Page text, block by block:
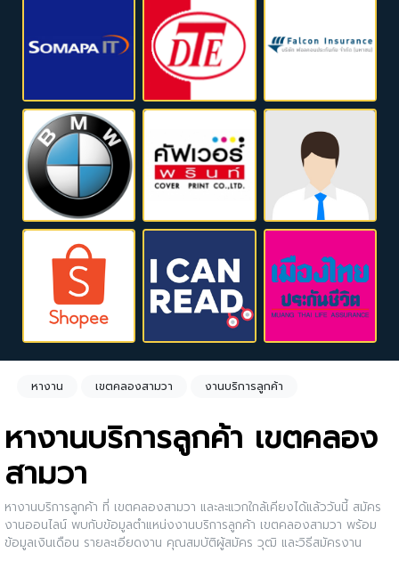
หางาน เขตคลองสามวา งานบริการลูกค้า
หางานบริการลูกค้า เขตคลอง
สามวา
หางานบริการลูกค้า ที่ เขตคลองสามวา และละแวกใกล้เคียงได้แล้ววันนี้ สมัคร
งานออนไลน์ พบกับข้อมูลตำแหน่งงานบริการลูกค้า เขตคลองสามวา พร้อม
ข้อมูลเงินเดือน รายละเอียดงาน คุณสมบัติผู้สมัคร วุฒิ และวิธีสมัครงาน